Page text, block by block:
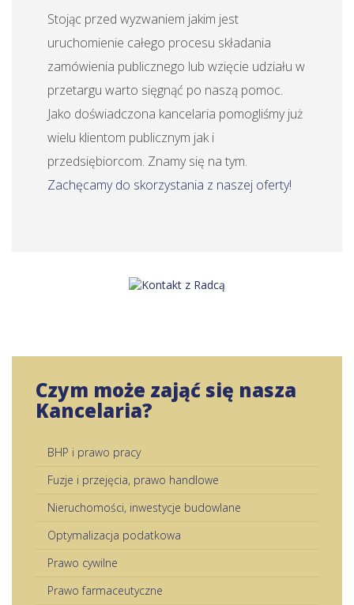
Stojąc przed wyzwaniem jakim jest
uruchomienie całego procesu składania
zamówienia publicznego lub wzięcie udziału w
przetargu warto sięgnąć po naszą pomoc.
Jako doświadczona kancelaria pomogliśmy już
wielu klientom publicznym jak i
przedsiębiorcom. Znamy się na tym.
Zachęcamy do skorzystania z naszej oferty!
Czym może zająć się nasza
Kancelaria?
BHP i prawo pracy
Fuzje i przejęcia, prawo handlowe
Nieruchomości, inwestycje budowlane
Optymalizacja podatkowa
Prawo cywilne
Prawo farmaceutyczne